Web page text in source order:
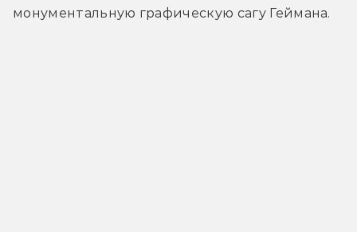
монументальную графическую сагу Геймана.